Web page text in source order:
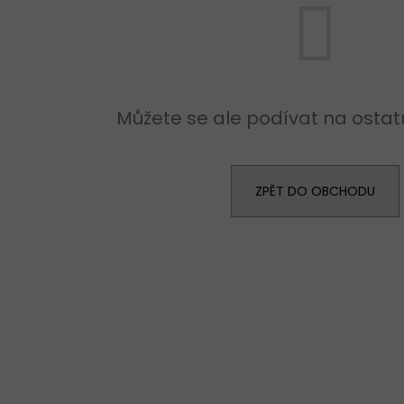
Můžete se ale podívat na
ZPĚT DO OBCHODU